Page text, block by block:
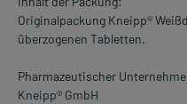
Originalpackung Kneipp®
überzogenen Tabletten.
Pharmazeutischer
Kneipp® GmbH